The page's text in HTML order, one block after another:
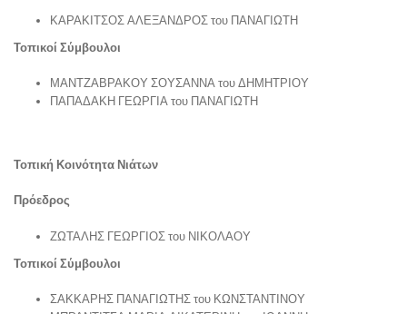
ΚΑΡΑΚΙΤΣΟΣ ΑΛΕΞΑΝΔΡΟΣ του ΠΑΝΑΓΙΩΤΗ
Τοπικοί Σύμβουλοι
ΜΑΝΤΖΑΒΡΑΚΟΥ ΣΟΥΣΑΝΝΑ του ΔΗΜΗΤΡΙΟΥ
ΠΑΠΑΔΑΚΗ ΓΕΩΡΓΙΑ του ΠΑΝΑΓΙΩΤΗ
Τοπική Κοινότητα Νιάτων
Πρόεδρος
ΖΩΤΑΛΗΣ ΓΕΩΡΓΙΟΣ του ΝΙΚΟΛΑΟΥ
Τοπικοί Σύμβουλοι
ΣΑΚΚΑΡΗΣ ΠΑΝΑΓΙΩΤΗΣ του ΚΩΝΣΤΑΝΤΙΝΟΥ